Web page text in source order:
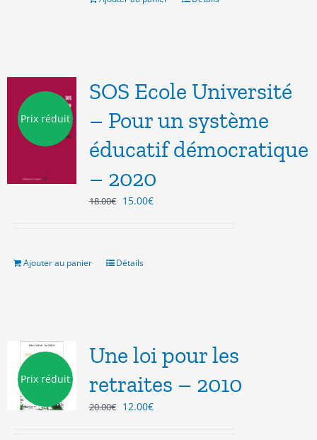
Prix réduit
SOS Ecole Université
– Pour un système
éducatif démocratique
– 2020
18.00€ Le
18.00€.
15.00€Le
Ajouter au panier Détails
Prix réduit
Une loi pour les
retraites – 2010
20.00€ Le
12.00€Le